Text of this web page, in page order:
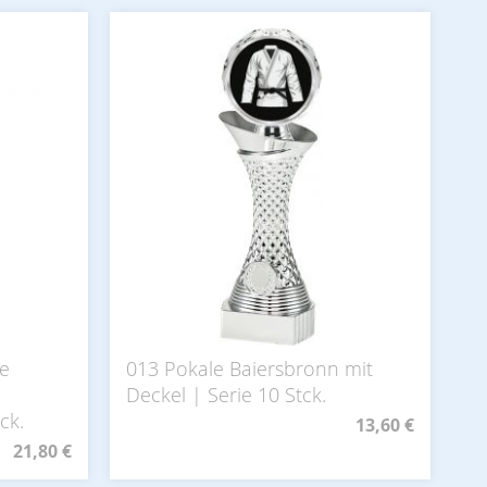
21,80 €
013 Pokale Baiersbronn mit
Deckel | Serie 10 Stck.
13,60 €